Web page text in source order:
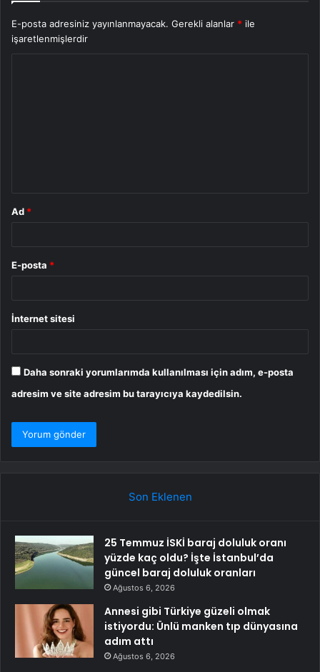
E-posta adresiniz yayınlanmayacak. Gerekli alanlar * ile
işaretlenmişlerdir
Ad *
E-posta *
İnternet sitesi
Daha sonraki yorumlarımda kullanılması için adım, e-posta
adresim ve site adresim bu tarayıcıya kaydedilsin.
Son Eklenen
25 Temmuz İSKİ baraj doluluk oranı
yüzde kaç oldu? İşte İstanbul’da
güncel baraj doluluk oranları
Ağustos 6, 2026
Annesi gibi Türkiye güzeli olmak
istiyordu: Ünlü manken tıp dünyasına
adım attı
Ağustos 6, 2026